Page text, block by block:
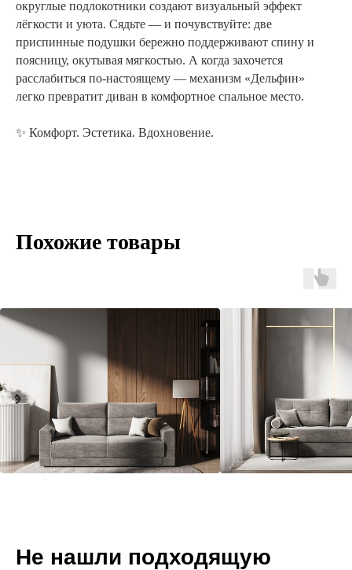
округлые подлокотники создают визуальный эффект
лёгкости и уюта. Сядьте — и почувствуйте: две
приспинные подушки бережно поддерживают спину и
поясницу, окутывая мягкостью. А когда захочется
расслабиться по-настоящему — механизм «Дельфин»
легко превратит диван в комфортное спальное место.
✨ Комфорт. Эстетика. Вдохновение.
Похожие товары
Не нашли подходящую